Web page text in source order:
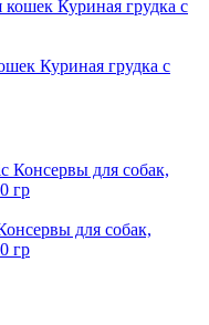
Куриная грудка с
для собак,
гр